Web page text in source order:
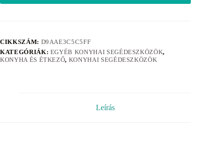
CIKKSZÁM: D9AAE3C5C5FF
KATEGÓRIÁK: EGYÉB KONYHAI SEGÉDESZKÖZÖK,
KONYHA ÉS ÉTKEZŐ, KONYHAI SEGÉDESZKÖZÖK
Leírás